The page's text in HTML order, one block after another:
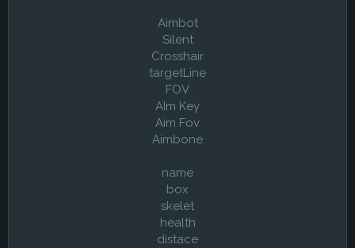
Aimbot
Silent
Crosshair
targetLine
FOV
AIm Key
Aim Fov
Aimbone
name
box
skelet
health
distace